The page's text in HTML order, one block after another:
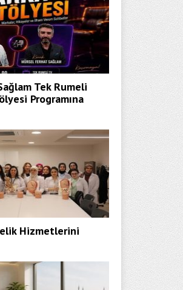
Tek Rumeli
Programına
Hizmetlerini